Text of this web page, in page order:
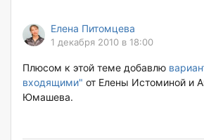
Елена Питомцева
1 декабря 2010 в 18:00
Плюсом к этой теме добавлю
входящими" от Елены Истоминой и
Юмашева.